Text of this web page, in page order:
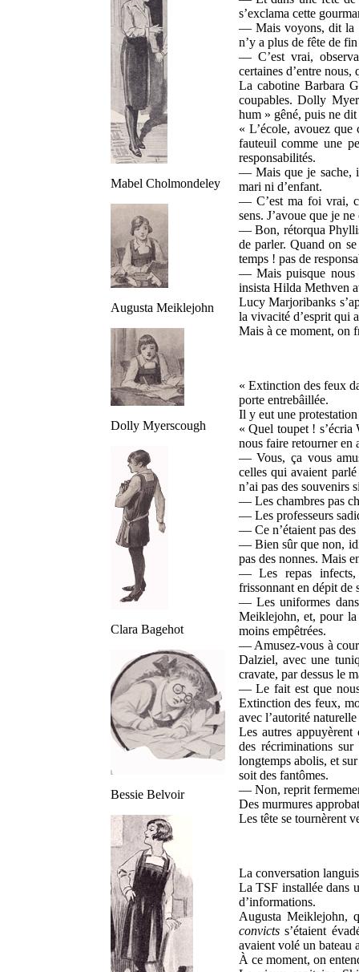
s’exclama cette
— Mais voyons, dit la
n’y a plus de fête de
— C’est vrai,
certaines d’entre
La cabotine Barbara
coupables. Dolly
hum » gêné, puis ne
« L’école, avouez
fauteuil comme une
responsabilités.
— Mais que je sache,
mari ni d’enfant.
— C’est ma foi vrai,
sens. J’avoue que je
— Bon, rétorqua
de parler. Quand on
temps ! pas de
— Mais puisque nous
insista Hilda Methven
Lucy Marjoribanks
la vivacité d’esprit qui
Mais à ce moment, on
« Extinction des feux
porte entrebâillée.
Il y eut une protestation
« Quel toupet !
nous faire retourner en
— Vous, ça vous
celles qui avaient
n’ai pas des souvenirs
— Les chambres pas
— Les professeurs
— Ce n’étaient pas des
— Bien sûr que non,
pas des nonnes. Mais
— Les repas
frissonnant en dépit de
— Les uniformes dans
Meiklejohn, et, pour la
moins empêtrées.
— Amusez-vous à
Dalziel, avec une
cravate, par dessus le
— Le fait est que nous
Extinction des feux,
avec l’autorité
Les autres
des récriminations
longtemps abolis, et
soit des fantômes.
— Non, reprit
Des murmures
Les tête se tournèrent
La conversation
La TSF installée dans
d’informations.
Augusta Meiklejohn,
convictss’étaient
avaient volé un bateau
À ce moment, on
Mabel Cholmondeley
Augusta Meiklejohn
Dolly Myerscough
Clara Bagehot
Bessie Belvoir